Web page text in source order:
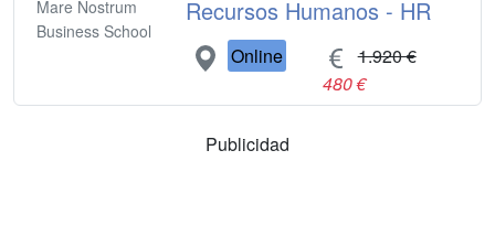
Mare Nostrum
Business School
Recursos Humanos - HR
Online
1.920 €
480 €
Publicidad